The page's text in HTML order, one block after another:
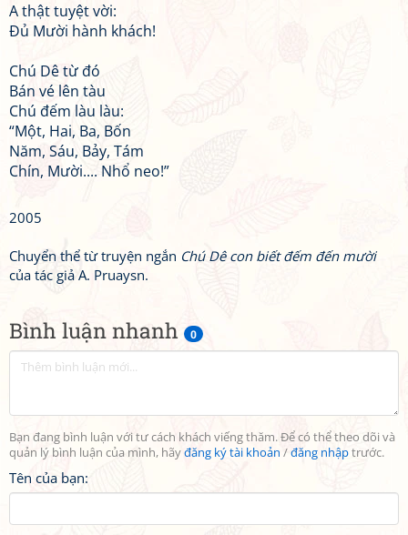
Bình luận nhanh 0
Bạn đang bình luận với tư cách khách viếng thăm. Để có thể theo dõi và
quản lý bình luận của mình, hãyđăng ký tài khoản /đăng nhậptrước.
Tên của bạn:
A thật tuyệt vời:
Đủ Mười hành khách!
Chú Dê từ đó
Bán vé lên tàu
Chú đếm làu làu:
“Một, Hai, Ba, Bốn
Năm, Sáu, Bảy, Tám
Chín, Mười.... Nhổ neo!”
2005
Chuyển thể từ truyện ngắn Chú Dê con biết đếm đến mười
của tác giả A. Pruaysn.